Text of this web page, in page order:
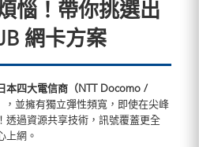
惱！帶你挑選出
網卡方案
本四大電信商（NTT Docomo /
，並擁有獨立彈性頻寬，即使在尖峰
透過資源共享技術，訊號覆蓋更全
上網。